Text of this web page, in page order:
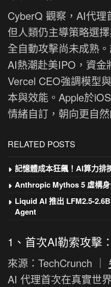
CyberQ 觀察，AI代理
但人類仍主導策略選
全自動攻擊尚未成熟
AI熱潮赴美IPO，資金
Vercel CEO強調模型
本與效能。Apple於
情緒自訂，朝向更自
RELATED POSTS
記憶體成本狂飆！AI算力排
Anthropic Mythos 5 虛構
Liquid AI 推出 LFM2.5-
Agent
1、首次AI勒索攻擊
來源：TechCrunch ｜
AI 代理首次在真實世